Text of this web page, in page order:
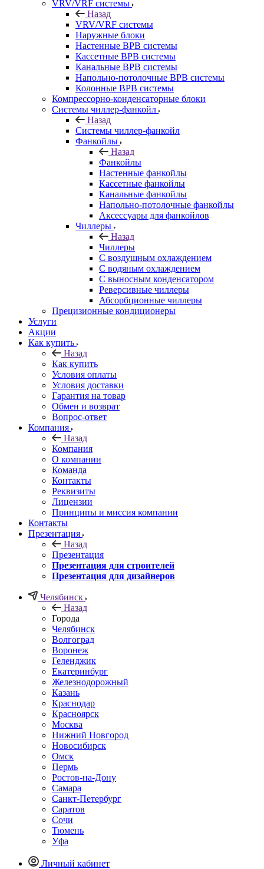
VRV/VRF системы
Назад
VRV/VRF системы
Наружные блоки
Настенные ВРВ системы
Кассетные ВРВ системы
Канальные ВРВ системы
Напольно-потолочные ВРВ системы
Колонные ВРВ системы
Компрессорно-конденсаторные блоки
Системы чиллер-фанкойл
Назад
Системы чиллер-фанкойл
Фанкойлы
Назад
Фанкойлы
Настенные фанкойлы
Кассетные фанкойлы
Канальные фанкойлы
Напольно-потолочные фанкойлы
Аксессуары для фанкойлов
Чиллеры
Назад
Чиллеры
С воздушным охлаждением
С водяным охлаждением
С выносным конденсатором
Реверсивные чиллеры
Абсорбционные чиллеры
Прецизионные кондиционеры
Услуги
Акции
Как купить
Назад
Как купить
Условия оплаты
Условия доставки
Гарантия на товар
Обмен и возврат
Вопрос-ответ
Компания
Назад
Компания
О компании
Команда
Контакты
Реквизиты
Лицензии
Принципы и миссия компании
Контакты
Презентация
Назад
Презентация
Презентация для строителей
Презентация для дизайнеров
Челябинск
Назад
Города
Челябинск
Волгоград
Воронеж
Геленджик
Екатеринбург
Железнодорожный
Казань
Краснодар
Красноярск
Москва
Нижний Новгород
Новосибирск
Омск
Пермь
Ростов-на-Дону
Самара
Санкт-Петербург
Саратов
Сочи
Тюмень
Уфа
Личный кабинет